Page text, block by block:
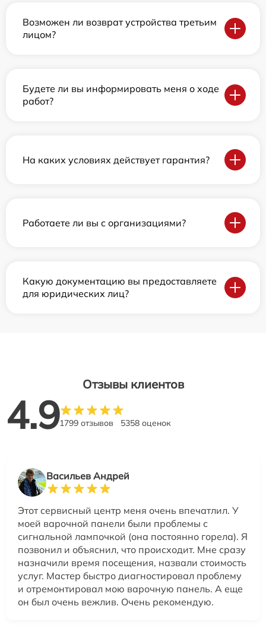
Возможен ли возврат устройства третьим
лицом?
Будете ли вы информировать меня о ходе
работ?
На каких условиях действует гарантия?
Работаете ли вы с организациями?
Какую документацию вы предоставляете
для юридических лиц?
Отзывы клиентов
4.91799 отзывов 5358 оценок
Васильев Андрей
Этот сервисный центр меня очень впечатлил. У
моей варочной панели были проблемы с
сигнальной лампочкой (она постоянно горела). Я
позвонил и объяснил, что происходит. Мне сразу
назначили время посещения, назвали стоимость
услуг. Мастер быстро диагностировал проблему
и отремонтировал мою варочную панель. А еще
он был очень вежлив. Очень рекомендую.